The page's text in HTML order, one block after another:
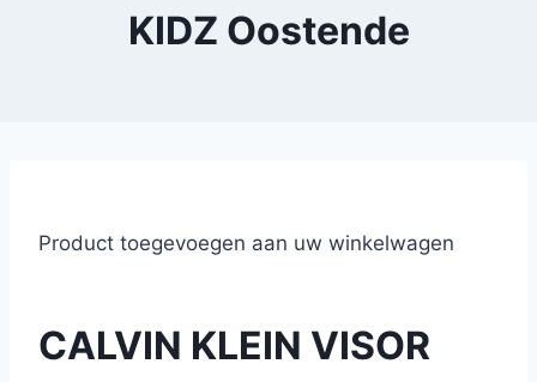
KIDZ Oostende
Product toegevoegen aan uw winkelwagen
CALVIN KLEIN VISOR